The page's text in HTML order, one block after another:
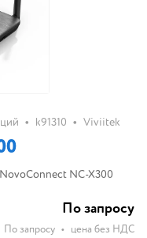
• k91310 • Viviitek
NC-X300
По запросу
По запросу • цена без НДС